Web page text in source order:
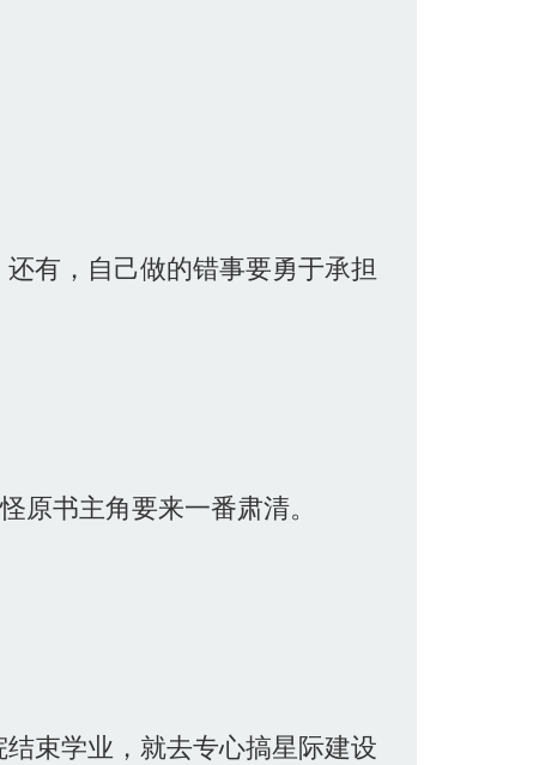
有，自己做的错事要勇于承担
书主角要来一番肃清。
束学业，就去专心搞星际建设